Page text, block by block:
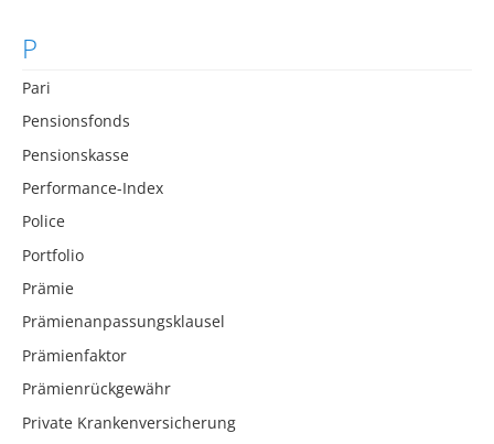
P
Pari
Pensionsfonds
Pensionskasse
Performance-Index
Police
Portfolio
Prämie
Prämienanpassungsklausel
Prämienfaktor
Prämienrückgewähr
Private Krankenversicherung